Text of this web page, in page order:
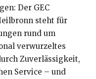
Der GEC
steht für
rund um
verwurzeltes
Zuverlässigkeit,
Service – und